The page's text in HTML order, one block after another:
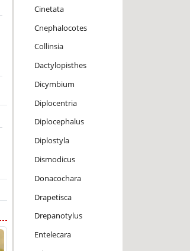
Cinetata
Cnephalocotes
Collinsia
Dactylopisthes
Dicymbium
Diplocentria
Diplocephalus
Diplostyla
Dismodicus
Donacochara
Drapetisca
Drepanotylus
Entelecara